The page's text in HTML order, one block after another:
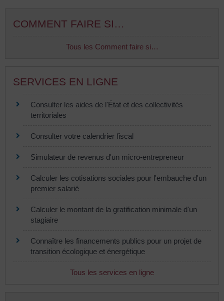
COMMENT FAIRE SI…
Tous les Comment faire si…
SERVICES EN LIGNE
Consulter les aides de l'État et des collectivités
territoriales
Consulter votre calendrier fiscal
Simulateur de revenus d'un micro-entrepreneur
Calculer les cotisations sociales pour l'embauche d'un
premier salarié
Calculer le montant de la gratification minimale d'un
stagiaire
Connaître les financements publics pour un projet de
transition écologique et énergétique
Tous les services en ligne